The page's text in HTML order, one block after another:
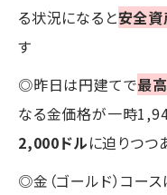
る状況になると安全資
す
◎昨日は円建てで最
なる金価格が一時
2,000ドルに迫りつつ
◎金（ゴールド）コー